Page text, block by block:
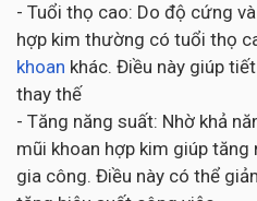
- Tuổi thọ cao: Do độ cứng
hợp kim thường có tuổi thọ
khoan khác. Điều này giúp
thay thế
- Tăng năng suất: Nhờ khả
mũi khoan hợp kim giúp
gia công. Điều này có thể